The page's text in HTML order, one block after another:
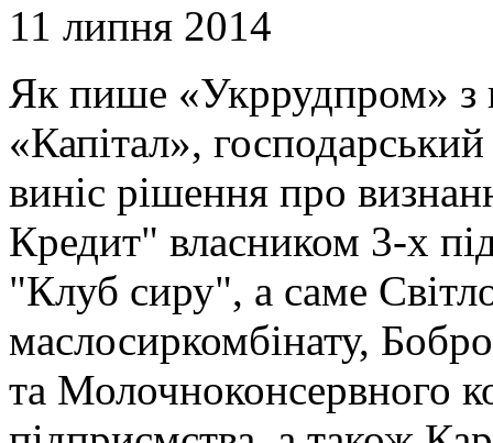
11 липня 2014
Як пише «Укррудпром» з
«Капітал»,
виніс рішення про
Кредит" власником 3-х
"Клуб сиру", а саме
маслосиркомбінату,
та Молочноконсервного